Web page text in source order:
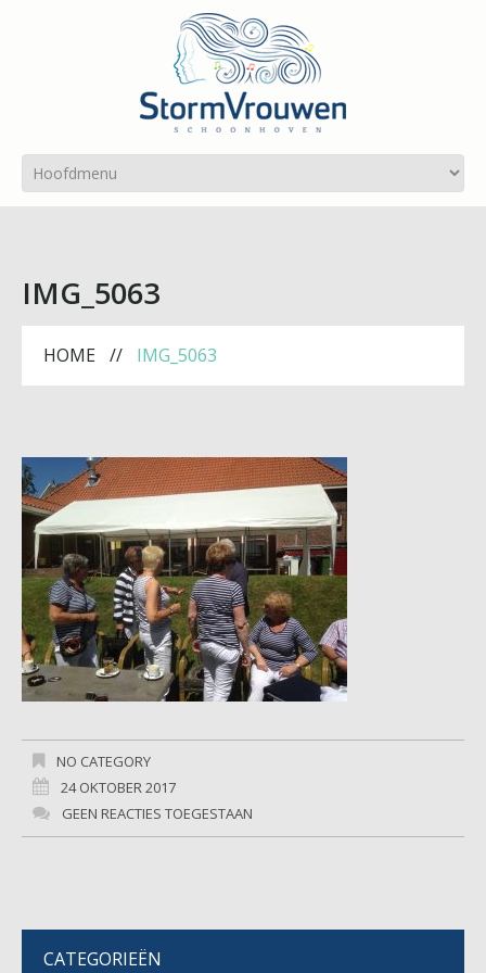
IMG_5063
HOME IMG_5063
NO CATEGORY
24 OKTOBER 2017
GEEN REACTIES TOEGESTAAN
CATEGORIEËN